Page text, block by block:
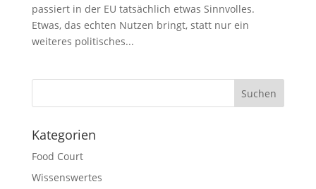
passiert in der EU tatsächlich etwas Sinnvolles.
Etwas, das echten Nutzen bringt, statt nur ein
weiteres politisches...
Suchen
Kategorien
Food Court
Wissenswertes